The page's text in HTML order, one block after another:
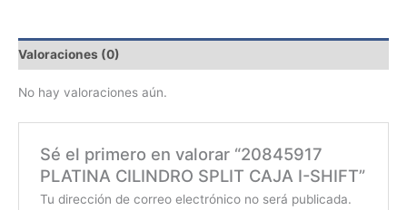
Valoraciones (0)
No hay valoraciones aún.
Sé el primero en valorar “20845917
PLATINA CILINDRO SPLIT CAJA I-SHIFT”
Tu dirección de correo electrónico no será publicada.